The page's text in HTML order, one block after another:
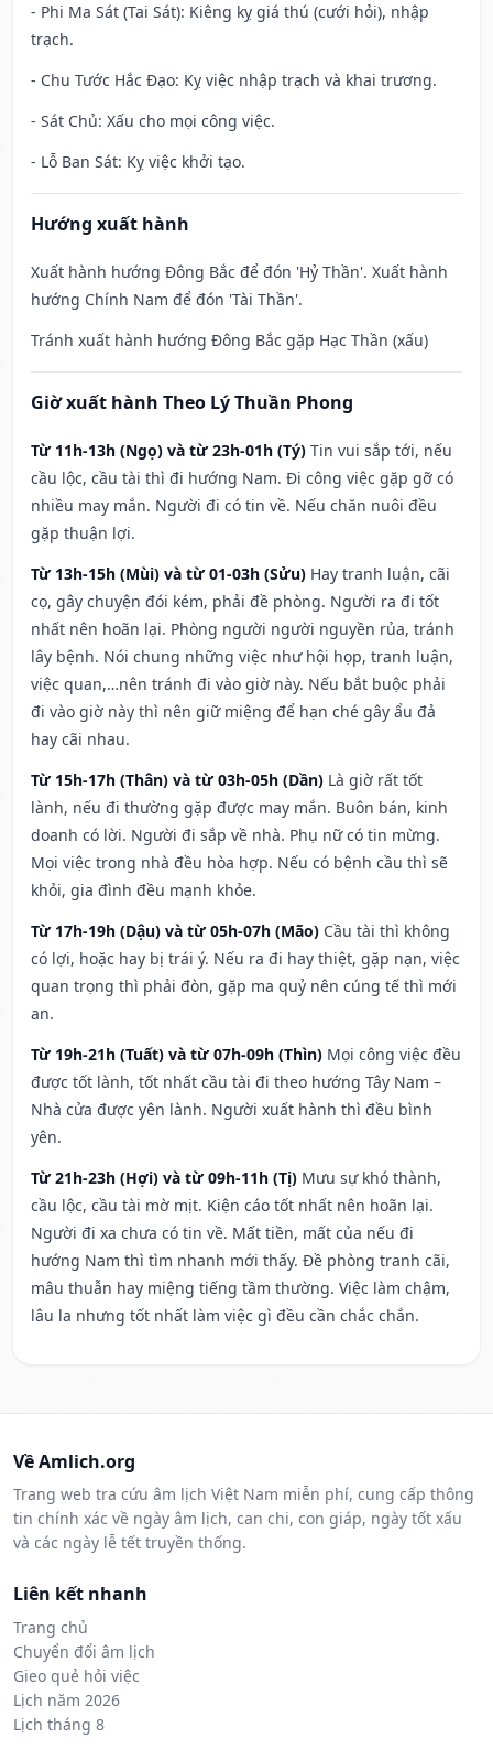
- Phi Ma Sát (Tai Sát): Kiêng kỵ giá thú (cưới hỏi), nhập
trạch.
- Chu Tước Hắc Đạo: Kỵ việc nhập trạch và khai trương.
- Sát Chủ: Xấu cho mọi công việc.
- Lỗ Ban Sát: Kỵ việc khởi tạo.
Hướng xuất hành
Xuất hành hướng Đông Bắc để đón 'Hỷ Thần'. Xuất hành
hướng Chính Nam để đón 'Tài Thần'.
Tránh xuất hành hướng Đông Bắc gặp Hạc Thần (xấu)
Giờ xuất hành Theo Lý Thuần Phong
Từ 11h-13h (Ngọ) và từ 23h-01h (Tý) Tin vui sắp tới, nếu
cầu lộc, cầu tài thì đi hướng Nam. Đi công việc gặp gỡ có
nhiều may mắn. Người đi có tin về. Nếu chăn nuôi đều
gặp thuận lợi.
Từ 13h-15h (Mùi) và từ 01-03h (Sửu) Hay tranh luận, cãi
cọ, gây chuyện đói kém, phải đề phòng. Người ra đi tốt
nhất nên hoãn lại. Phòng người người nguyền rủa, tránh
lây bệnh. Nói chung những việc như hội họp, tranh luận,
việc quan,…nên tránh đi vào giờ này. Nếu bắt buộc phải
đi vào giờ này thì nên giữ miệng để hạn ché gây ẩu đả
hay cãi nhau.
Từ 15h-17h (Thân) và từ 03h-05h (Dần) Là giờ rất tốt
lành, nếu đi thường gặp được may mắn. Buôn bán, kinh
doanh có lời. Người đi sắp về nhà. Phụ nữ có tin mừng.
Mọi việc trong nhà đều hòa hợp. Nếu có bệnh cầu thì sẽ
khỏi, gia đình đều mạnh khỏe.
Từ 17h-19h (Dậu) và từ 05h-07h (Mão) Cầu tài thì không
có lợi, hoặc hay bị trái ý. Nếu ra đi hay thiệt, gặp nạn, việc
quan trọng thì phải đòn, gặp ma quỷ nên cúng tế thì mới
an.
Từ 19h-21h (Tuất) và từ 07h-09h (Thìn) Mọi công việc đều
được tốt lành, tốt nhất cầu tài đi theo hướng Tây Nam –
Nhà cửa được yên lành. Người xuất hành thì đều bình
yên.
Từ 21h-23h (Hợi) và từ 09h-11h (Tị) Mưu sự khó thành,
cầu lộc, cầu tài mờ mịt. Kiện cáo tốt nhất nên hoãn lại.
Người đi xa chưa có tin về. Mất tiền, mất của nếu đi
hướng Nam thì tìm nhanh mới thấy. Đề phòng tranh cãi,
mâu thuẫn hay miệng tiếng tầm thường. Việc làm chậm,
lâu la nhưng tốt nhất làm việc gì đều cần chắc chắn.
Về Amlich.org
Trang web tra cứu âm lịch Việt Nam miễn phí, cung cấp thông
tin chính xác về ngày âm lịch, can chi, con giáp, ngày tốt xấu
và các ngày lễ tết truyền thống.
Liên kết nhanh
Trang chủ
Chuyển đổi âm lịch
Gieo quẻ hỏi việc
Lịch năm 2026
Lịch tháng 8